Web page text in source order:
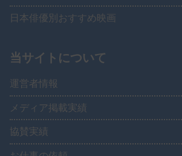
日本俳優別おすすめ映画
当サイトについて
運営者情報
メディア掲載実績
協賛実績